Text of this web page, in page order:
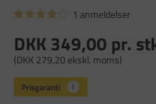
1 anmeldelser
DKK 349,00 pr.
(DKK 279,20 ekskl. moms)